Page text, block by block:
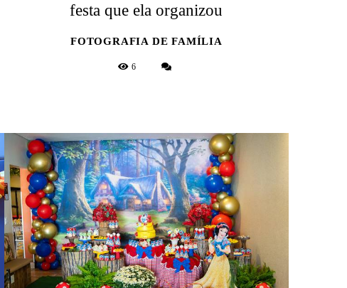
festa que ela organizou
FOTOGRAFIA DE FAMÍLIA
6